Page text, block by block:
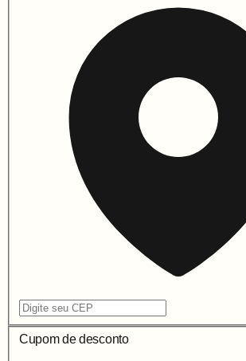
Cupom de desconto